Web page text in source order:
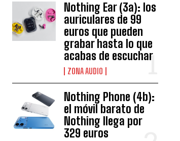
Nothing Ear (3a): los
auriculares de 99
euros que pueden
grabar hasta lo que
acabas de escuchar
ZONA AUDIO
Nothing Phone (4b):
el móvil barato de
Nothing llega por
329 euros